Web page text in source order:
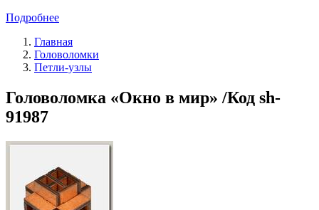
Подробнее
Главная
Головоломки
Петли-узлы
Головоломка «Окно в мир» /Код sh-
91987